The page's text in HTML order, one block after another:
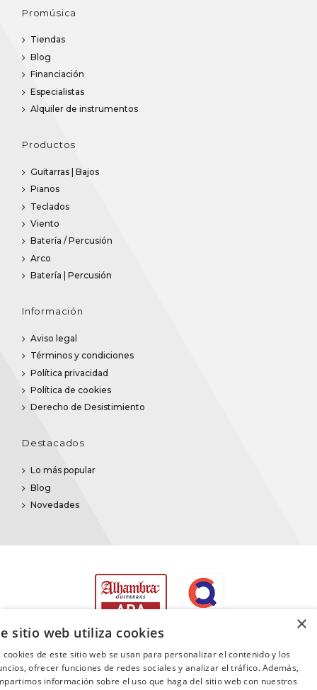
Promúsica
Tiendas
Blog
Financiación
Especialistas
Alquiler de instrumentos
Productos
Guitarras | Bajos
Pianos
Teclados
Viento
Batería / Percusión
Arco
Batería | Percusión
Información
Aviso legal
Términos y condiciones
Política privacidad
Política de cookies
Derecho de Desistimiento
Destacados
Lo más popular
Blog
Novedades
×
sitio web utiliza cookies
cookies de este sitio web se usan para personalizar el contenido y los
ofrecer funciones de redes sociales y analizar el tráfico. Además,
información sobre el uso que haga del sitio web con nuestros